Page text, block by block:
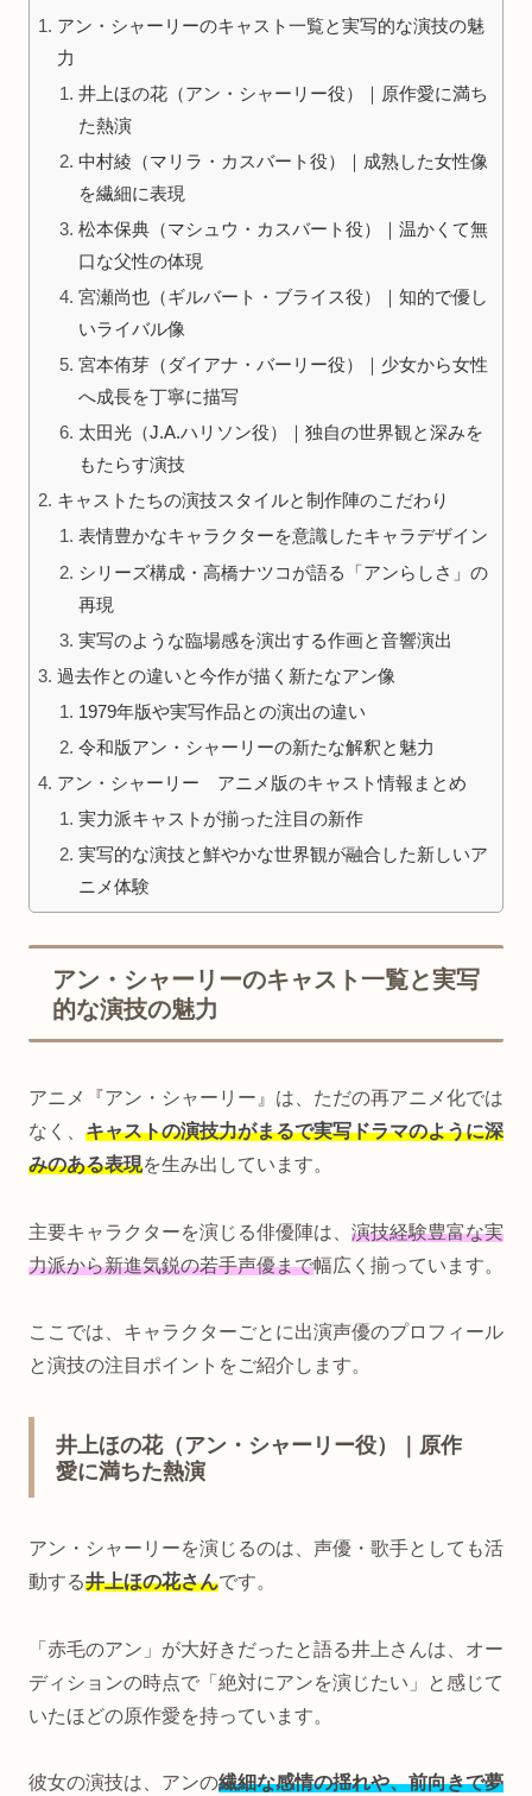
アン・シャーリーのキャスト一覧と実写的な演技の魅
力
井上ほの花（アン・シャーリー役）｜原作愛に満ち
た熱演
中村綾（マリラ・カスバート役）｜成熟した女性像
を繊細に表現
松本保典（マシュウ・カスバート役）｜温かくて無
口な父性の体現
宮瀬尚也（ギルバート・ブライス役）｜知的で優し
いライバル像
宮本侑芽（ダイアナ・バーリー役）｜少女から女性
へ成長を丁寧に描写
太田光（J.A.ハリソン役）｜独自の世界観と深みを
もたらす演技
キャストたちの演技スタイルと制作陣のこだわり
表情豊かなキャラクターを意識したキャラデザイン
シリーズ構成・高橋ナツコが語る「アンらしさ」の
再現
実写のような臨場感を演出する作画と音響演出
過去作との違いと今作が描く新たなアン像
1979年版や実写作品との演出の違い
令和版アン・シャーリーの新たな解釈と魅力
アン・シャーリー アニメ版のキャスト情報まとめ
実力派キャストが揃った注目の新作
実写的な演技と鮮やかな世界観が融合した新しいア
ニメ体験
アン・シャーリーのキャスト一覧と実写
的な演技の魅力
アニメ『アン・シャーリー』は、ただの再アニメ化では
なく、 キャストの演技力がまるで実写ドラマのように深
みのある表現を生み出しています。
主要キャラクターを演じる俳優陣は、 演技経験豊富な実
力派から新進気鋭の若手声優まで幅広く揃っています。
ここでは、キャラクターごとに出演声優のプロフィール
と演技の注目ポイントをご紹介します。
井上ほの花（アン・シャーリー役）｜原作
愛に満ちた熱演
アン・シャーリーを演じるのは、声優・歌手としても活
動する井上ほの花さんです。
「赤毛のアン」が大好きだったと語る井上さんは、オー
ディションの時点で「絶対にアンを演じたい」と感じて
いたほどの原作愛を持っています。
彼女の演技は、アンの繊細な感情の揺れや、前向きで夢